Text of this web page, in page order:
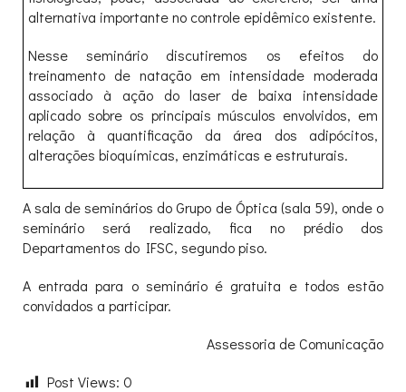
alternativa importante no controle epidêmico existente.
Nesse seminário discutiremos os efeitos do
treinamento de natação em intensidade moderada
associado à ação do laser de baixa intensidade
aplicado sobre os principais músculos envolvidos, em
relação à quantificação da área dos adipócitos,
alterações bioquímicas, enzimáticas e estruturais.
A sala de seminários do Grupo de Óptica (sala 59), onde o
seminário será realizado, fica no prédio dos
Departamentos do IFSC, segundo piso.
A entrada para o seminário é gratuita e todos estão
convidados a participar.
Assessoria de Comunicação
Post Views: 0